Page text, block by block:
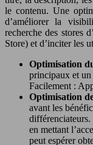
le contenu. Une
d’améliorer la
recherche des stores
Store) et d’inciter les
Optimisation
principaux et
Facilement :
Optimisation
avant les
en mettant
peut espérer